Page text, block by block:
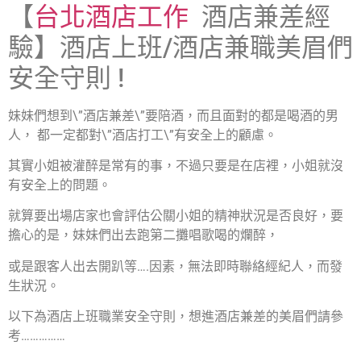
【台北酒店工作 酒店兼差經
驗】酒店上班/酒店兼職美眉們
安全守則 !
妹妹們想到\”酒店兼差\”要陪酒，而且面對的都是喝酒的男
人， 都一定都對\”酒店打工\”有安全上的顧慮。
其實小姐被灌醉是常有的事，不過只要是在店裡，小姐就沒
有安全上的問題。
就算要出場店家也會評估公關小姐的精神狀況是否良好，要
擔心的是，妹妹們出去跑第二攤唱歌喝的爛醉，
或是跟客人出去開趴等….因素，無法即時聯絡經紀人，而發
生狀況。
以下為酒店上班職業安全守則，想進酒店兼差的美眉們請參
考……………